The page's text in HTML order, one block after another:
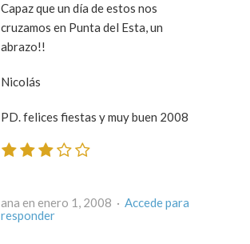
Capaz que un día de estos nos
cruzamos en Punta del Esta, un
abrazo!!
Nicolás
PD. felices fiestas y muy buen 2008
ana en enero 1, 2008 · Accede para
responder